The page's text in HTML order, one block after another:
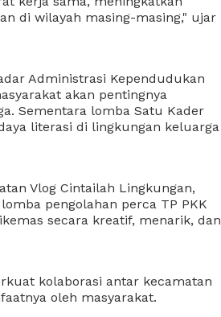
di wilayah masing-masing," ujar
Administrasi Kependudukan
akan pentingnya
Sementara lomba Satu Kader
literasi di lingkungan keluarga
Vlog Cintailah Lingkungan,
pengolahan perca TP PKK
secara kreatif, menarik, dan
kolaborasi antar kecamatan
oleh masyarakat.